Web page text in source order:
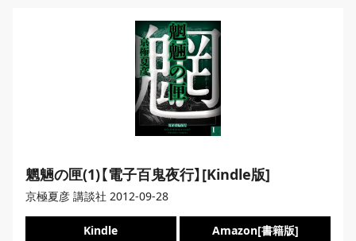
魍魎の匣(1)【電子百鬼夜行】[Kindle版]
京極夏彦 講談社 2012-09-28
Kindle Amazon[書籍版]